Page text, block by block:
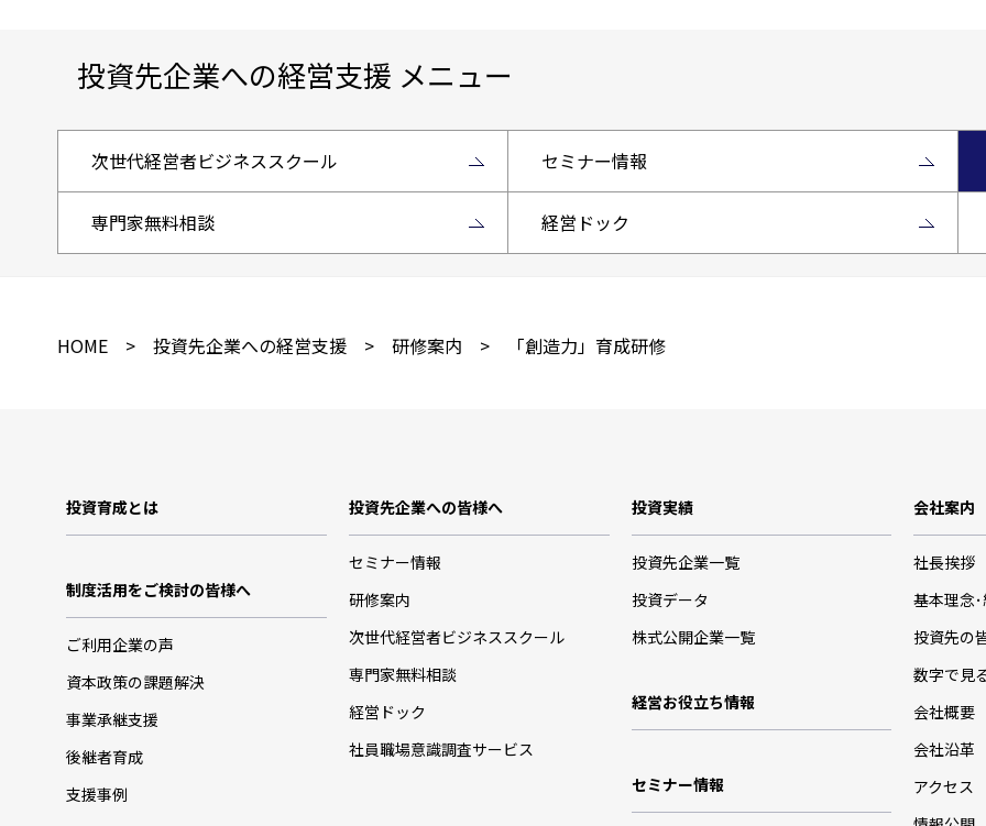
投資先企業への経営支援 メニュー
次世代経営者ビジネススクール セミナー情報
専門家無料相談 経営ドック
HOME > 投資先企業への経営支援 > 研修案内 > 「創造力」育成研修
投資育成とは
制度活用をご検討の皆様へ
ご利用企業の声
資本政策の課題解決
事業承継支援
後継者育成
支援事例
投資先企業への皆様へ
セミナー情報
研修案内
次世代経営者ビジネススクール
専門家無料相談
経営ドック
社員職場意識調査サービス
投資実績
投資先企業一覧
投資データ
株式公開企業一覧
経営お役立ち情報
セミナー情報
会社案内
社長挨拶
基本理念
投資先の
数字で見
会社概要
会社沿革
アクセス